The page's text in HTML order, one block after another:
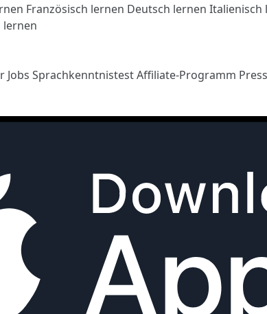
Französisch lernen Deutsch lernen Italienisch
lernen
Jobs SprachkenntnistestAffiliate-Programm